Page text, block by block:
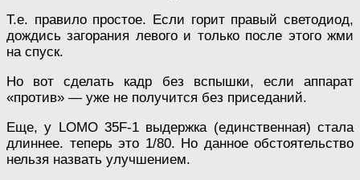
Т.е. правило простое. Если горит правый светодиод,
дождись загорания левого и только после этого жми
на спуск.
Но вот сделать кадр без вспышки, если аппарат
«против» — уже не получится без приседаний.
Еще, у LOMO 35F-1 выдержка (единственная) стала
длиннее. теперь это 1/80. Но данное обстоятельство
нельзя назвать улучшением.